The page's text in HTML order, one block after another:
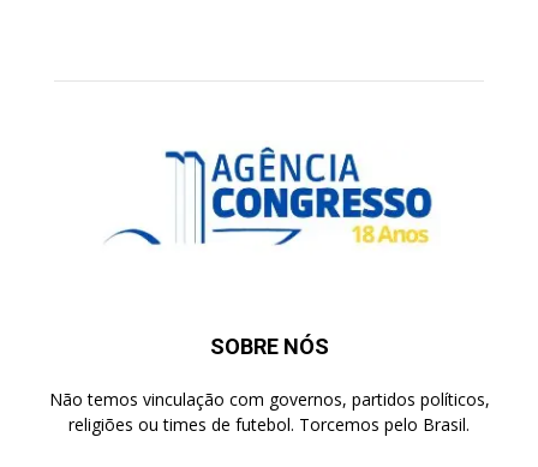
SOBRE NÓS
Não temos vinculação com governos, partidos políticos,
religiões ou times de futebol. Torcemos pelo Brasil.